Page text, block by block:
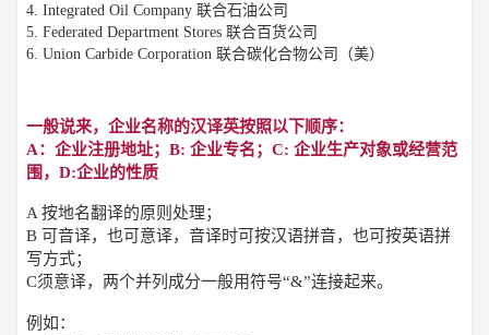
4. Integrated Oil Company 联合石油公司
5. Federated Department Stores 联合百货公司
6. Union Carbide Corporation 联合碳化合物公司（美）
一般说来，企业名称的汉译英按照以下顺序：
A：企业注册地址；B: 企业专名；C: 企业生产对象或经营范
围，D:企业的性质
A 按地名翻译的原则处理；
B 可音译，也可意译，音译时可按汉语拼音，也可按英语拼
写方式；
C须意译，两个并列成分一般用符号“&”连接起来。
例如：